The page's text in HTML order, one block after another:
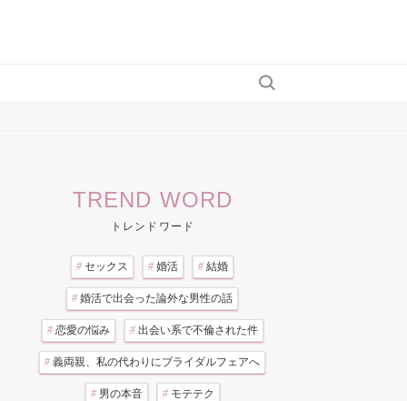
TREND WORD
トレンドワード
# セックス # 婚活 # 結婚
# 婚活で出会った論外な男性の話
# 恋愛の悩み # 出会い系で不倫された件
# 義両親、私の代わりにブライダルフェアへ
# 男の本音 # モテテク